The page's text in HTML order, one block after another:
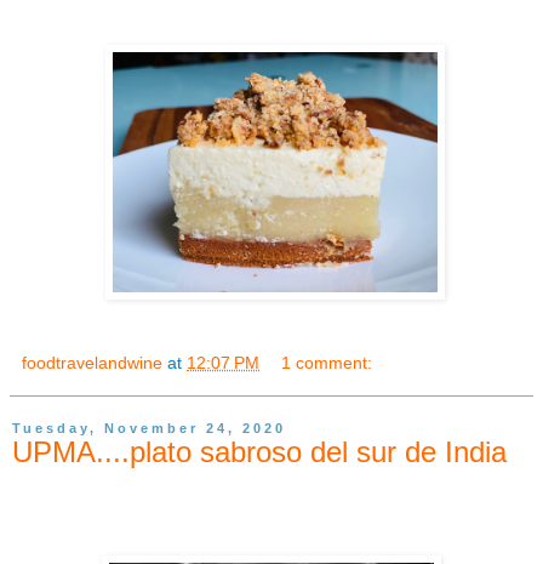
foodtravelandwine at 12:07 PM 1 comment:
Tuesday, November 24, 2020
UPMA....plato sabroso del sur de India